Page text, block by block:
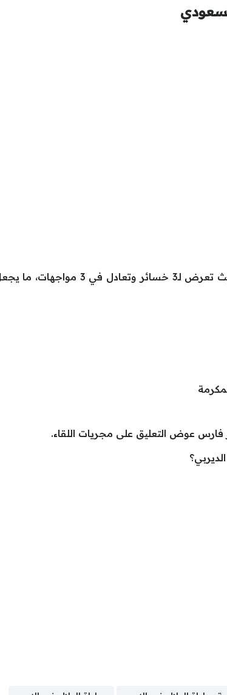
ولم يحقق النصر أي فوز على الهلال في آخر 6